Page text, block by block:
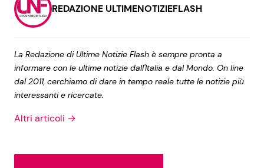
REDAZIONE ULTIMENOTIZIEFLASH
La Redazione di Ultime Notizie Flash è sempre pronta a
informare con le ultime notizie dall'Italia e dal Mondo. On line
dal 2011, cerchiamo di dare in tempo reale tutte le notizie più
interessanti e ricercate.
Altri articoli →